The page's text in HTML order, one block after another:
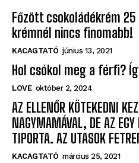
Főzött csokoládékrém
krémnél nincs finomabb!
KACAGTATÓ június 13, 2021
Hol csókol meg a férfi?
LOVE október 2, 2024
AZ ELLENŐR KÖTEKEDNI
NAGYMAMÁVAL, DE AZ
TIPORTA. AZ UTASOK
KACAGTATÓ március 25, 2021